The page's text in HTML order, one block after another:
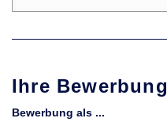
Ihre Bewerbung
Bewerbung als ...